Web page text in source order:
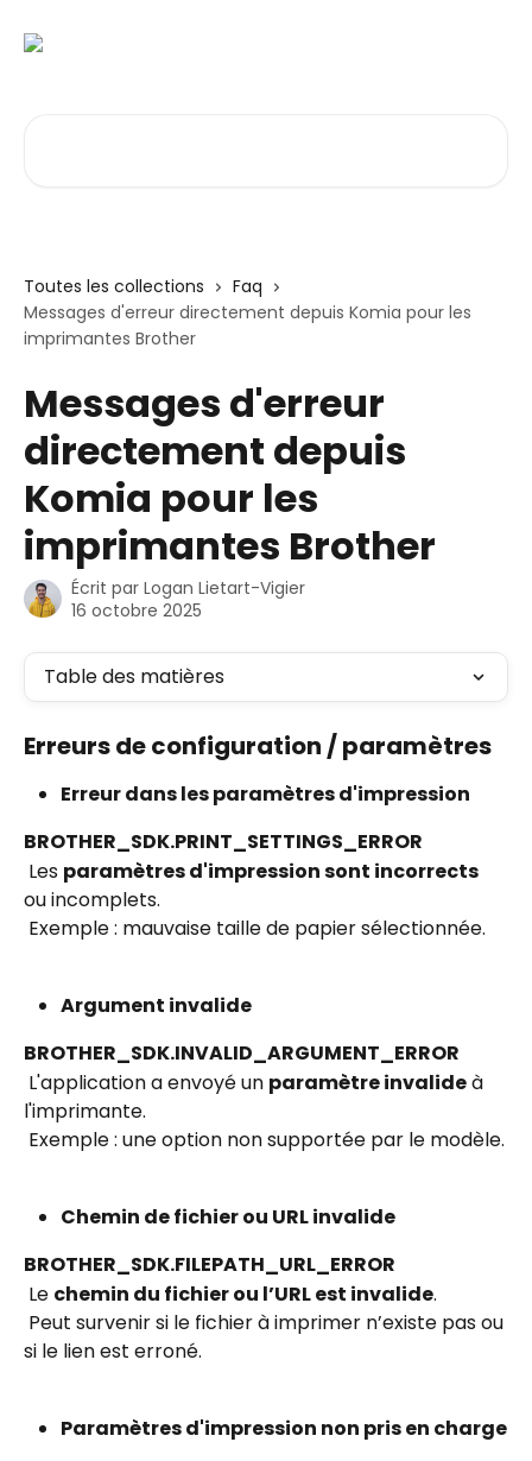
Toutes les collections
Faq
Messages d'erreur directement depuis Komia pour les
imprimantes Brother
Messages d'erreur
directement depuis
Komia pour les
imprimantes Brother
Écrit par Logan Lietart-Vigier
16 octobre 2025
Table des matières
Erreurs de configuration / paramètres
Erreur dans les paramètres d'impression
BROTHER_SDK.PRINT_SETTINGS_ERROR
Les paramètres d'impression sont incorrects
ou incomplets.
Exemple : mauvaise taille de papier sélectionnée.
Argument invalide
BROTHER_SDK.INVALID_ARGUMENT_ERROR
L'application a envoyé un paramètre invalide à
l'imprimante.
Exemple : une option non supportée par le modèle.
Chemin de fichier ou URL invalide
BROTHER_SDK.FILEPATH_URL_ERROR
Le chemin du fichier ou l’URL est invalide.
si le lien est erroné.
Paramètres d'impression non pris en charge